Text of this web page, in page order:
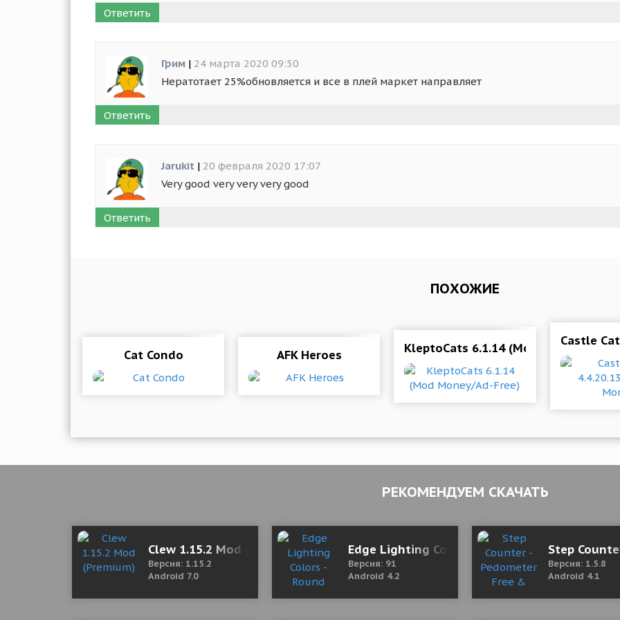
Ответить
Грим | 24 марта 2020 09:50
Нератотает 25%обновляется и все в плей маркет направляет
Ответить
Jarukit | 20 февраля 2020 17:07
Very good very very very good
Ответить
ПОХОЖИЕ
Cat Condo AFK Heroes KleptoCats 6.1.14 (Mod Money/Ad-
Castle
РЕКОМЕНДУЕМ СКАЧАТЬ
Clew 1.15.2 Mod (Premium)
Версия: 1.15.2
Android 7.0
Edge Lighting Colors - Round Colors Galaxy
Версия: 91
Android 4.2
Step
Версия: 1.5.8
Android 4.1